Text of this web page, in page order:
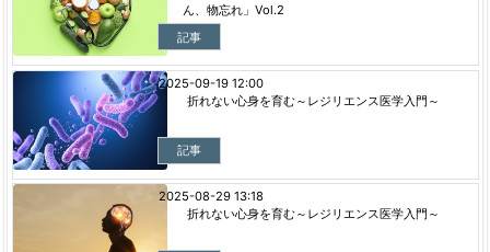
ん、物忘れ」Vol.2
記事
折れない心身を育む～レジリエンス医学入門～
記事
2025-09-19 12:00
折れない心身を育む～レジリエンス医学入門～
2025-08-29 13:18